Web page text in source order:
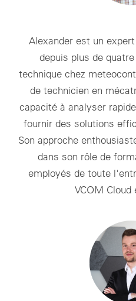
Alexander est un
depuis plus de
technique chez
de technicien en
capacité à analyser
fournir des solutions
Son approche
dans son rôle de
employés de toute
VCOM Cloud